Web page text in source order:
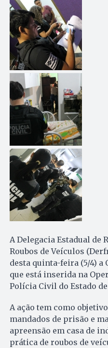
A Delegacia Estadual de
Roubos de Veículos
desta quinta-feira (5/4) a
que está inserida na
Polícia Civil do Estado
A ação tem como
mandados de prisão e
apreensão em casa de
prática de roubos de